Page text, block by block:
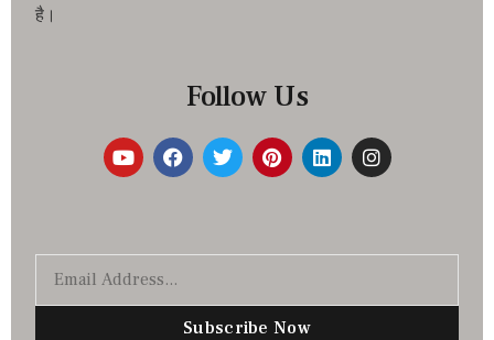
है।
Follow Us
Subscribe Now